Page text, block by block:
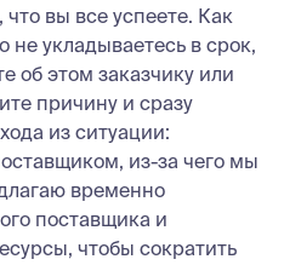
вы все успеете. Как
не укладываетесь в срок,
об этом заказчику или
причину и сразу
из ситуации:
из-за чего мы
временно
поставщика и
чтобы сократить